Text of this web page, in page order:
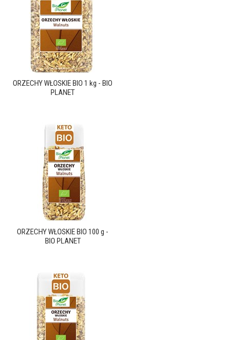
ORZECHY WŁOSKIE BIO 1 kg - BIO
PLANET
ORZECHY WŁOSKIE BIO 100 g -
BIO PLANET